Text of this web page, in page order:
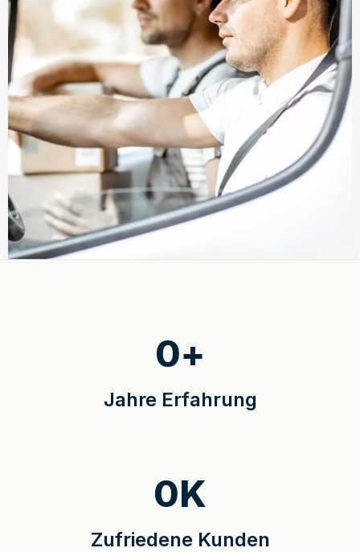
Jahre Erfahrung
0+
Zufriedene Kunden
0K